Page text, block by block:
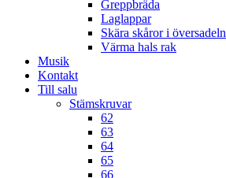
Greppbräda
Laglappar
Skära skåror i översadeln
Värma hals rak
Musik
Kontakt
Till salu
Stämskruvar
62
63
64
65
66